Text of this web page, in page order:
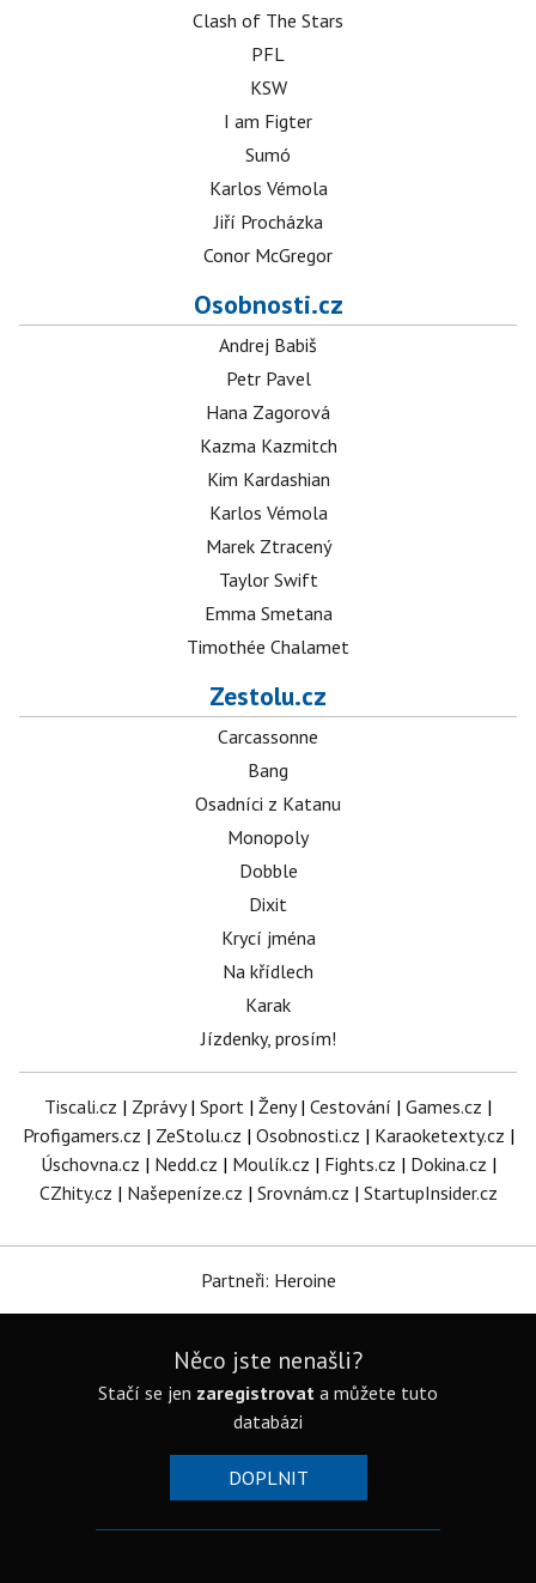
Clash of The Stars
PFL
KSW
I am Figter
Sumó
Karlos Vémola
Jiří Procházka
Conor McGregor
Osobnosti.cz
Andrej Babiš
Petr Pavel
Hana Zagorová
Kazma Kazmitch
Kim Kardashian
Karlos Vémola
Marek Ztracený
Taylor Swift
Emma Smetana
Timothée Chalamet
Zestolu.cz
Carcassonne
Bang
Osadníci z Katanu
Monopoly
Dobble
Dixit
Krycí jména
Na křídlech
Karak
Jízdenky, prosím!
Tiscali.cz | Zprávy| Sport | Ženy| Cestování | Games.cz |
Profigamers.cz | ZeStolu.cz | Osobnosti.cz | Karaoketexty.cz |
Úschovna.cz | Nedd.cz | Moulík.cz | Fights.cz | Dokina.cz |
CZhity.cz | Našepeníze.cz | Srovnám.cz | StartupInsider.cz
Partneři: Heroine
Něco jste nenašli?
Stačí se jen zaregistrovat a můžete tuto
databázi
DOPLNIT